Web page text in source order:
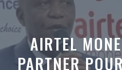
AIRTEL
PARTNER